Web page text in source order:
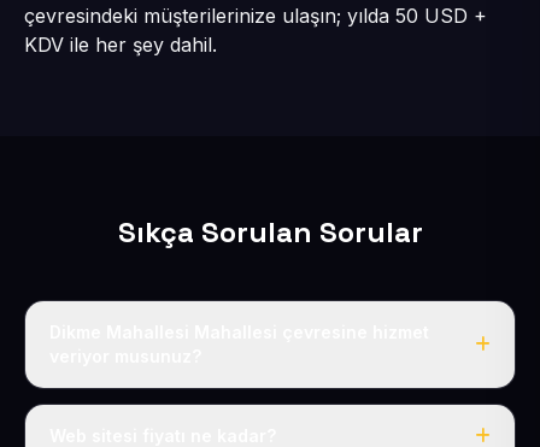
çevresindeki müşterilerinize ulaşın; yılda 50 USD +
KDV ile her şey dahil.
Sıkça Sorulan Sorular
Evet, Dikme Mahallesi dahil tüm Yahyalı ve Yahyalı